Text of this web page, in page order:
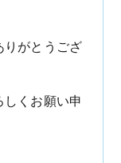
りがとうござ
くお願い申